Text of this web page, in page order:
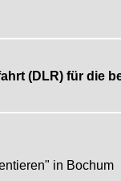
(DLR) für die
in Bochum